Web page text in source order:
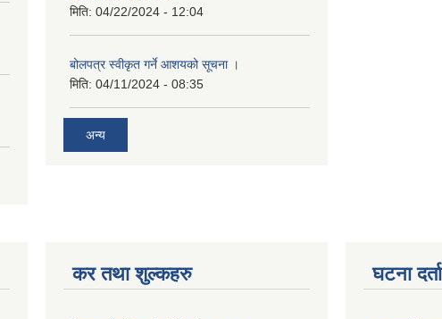
मिति: 04/22/2024 - 12:04
बोलपत्र स्वीकृत गर्ने आशयको सूचना ।
मिति: 04/11/2024 - 08:35
अन्य
कर तथा शुल्कहरु घटना दर्ता